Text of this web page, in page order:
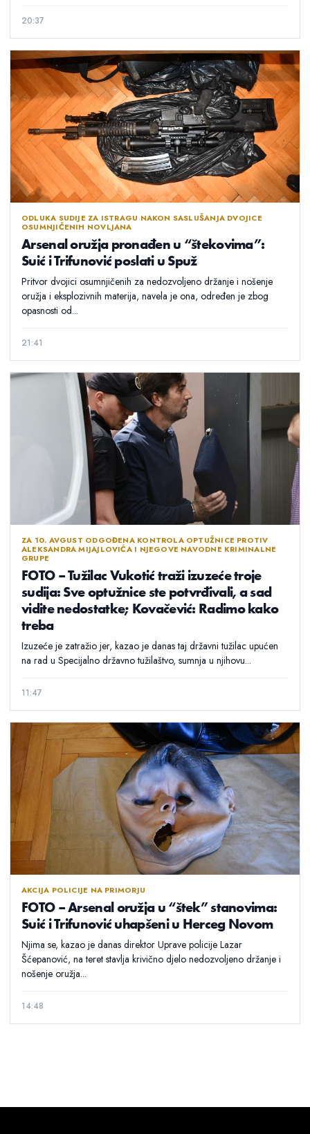
20:37
ODLUKA SUDIJE ZA ISTRAGU NAKON SASLUŠANJA DVOJICE
OSUMNJIČENIH NOVLJANA
Arsenal oružja pronađen u “štekovima”:
Suić i Trifunović poslati u Spuž
Pritvor dvojici osumnjičenih za nedozvoljeno držanje i nošenje
oružja i eksplozivnih materija, navela je ona, određen je zbog
opasnosti od...
21:41
ZA 10. AVGUST ODGOĐENA KONTROLA OPTUŽNICE PROTIV
ALEKSANDRA MIJAJLOVIĆA I NJEGOVE NAVODNE KRIMINALNE
GRUPE
FOTO – Tužilac Vukotić traži izuzeće troje
sudija: Sve optužnice ste potvrđivali, a sad
vidite nedostatke; Kovačević: Radimo kako
treba
Izuzeće je zatražio jer, kazao je danas taj državni tužilac upućen
na rad u Specijalno državno tužilaštvo, sumnja u njihovu...
11:47
AKCIJA POLICIJE NA PRIMORJU
FOTO – Arsenal oružja u “štek” stanovima:
Suić i Trifunović uhapšeni u Herceg Novom
Njima se, kazao je danas direktor Uprave policije Lazar
Šćepanović, na teret stavlja krivično djelo nedozvoljeno držanje i
nošenje oružja...
14:48